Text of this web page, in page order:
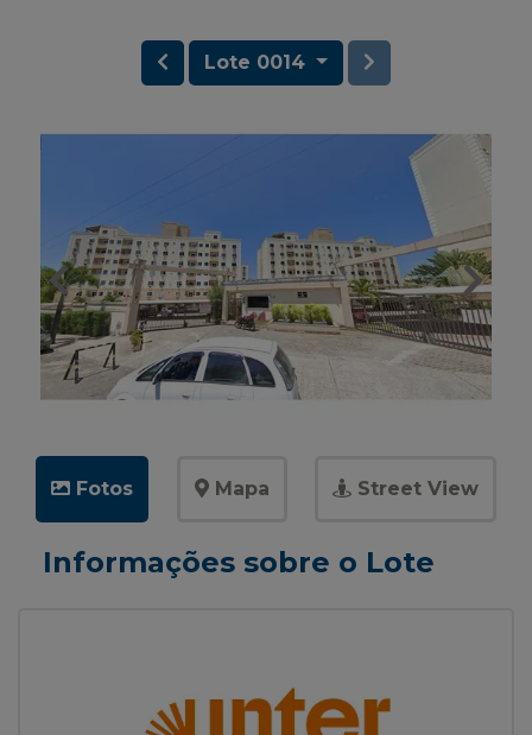
Lote 0014
Fotos Mapa Street View
Informações sobre o Lote